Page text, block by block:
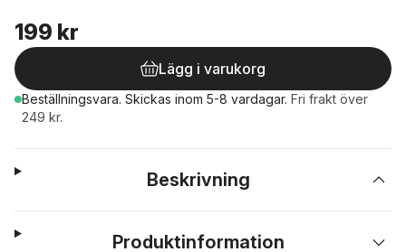
199 kr
Lägg i varukorg
Beställningsvara. Skickas inom 5-8 vardagar. Fri frakt över
249 kr.
Beskrivning
Produktinformation